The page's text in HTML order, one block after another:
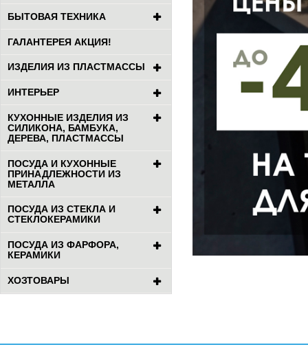
БЫТОВАЯ ТЕХНИКА
ГАЛАНТЕРЕЯ АКЦИЯ!
ИЗДЕЛИЯ ИЗ ПЛАСТМАССЫ
ИНТЕРЬЕР
КУХОННЫЕ ИЗДЕЛИЯ ИЗ
СИЛИКОНА, БАМБУКА,
ДЕРЕВА, ПЛАСТМАССЫ
ПОСУДА И КУХОННЫЕ
ПРИНАДЛЕЖНОСТИ ИЗ
МЕТАЛЛА
ПОСУДА ИЗ СТЕКЛА И
СТЕКЛОКЕРАМИКИ
ПОСУДА ИЗ ФАРФОРА,
КЕРАМИКИ
ХОЗТОВАРЫ